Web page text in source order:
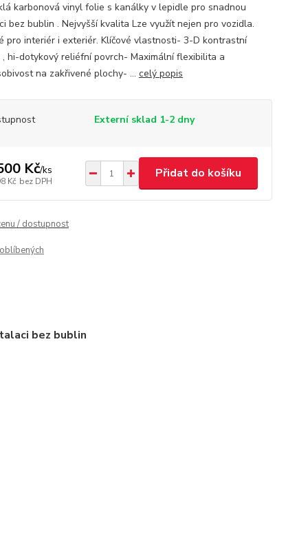
karbonová vinyl folie s kanálky v lepidle pro snadnou
bez bublin . Nejvyšší kvalita Lze využít nejen pro vozidla.
pro interiér i exteriér. Klíčové vlastnosti- 3-D kontrastní
hi-dotykový reliéfní povrch- Maximální flexibilita a
na zakřivené plochy- ... celý popis
Externí sklad 1-2 dny
Kč/ks
Kč bez DPH
Přidat do košíku
/ dostupnost
bez bublin